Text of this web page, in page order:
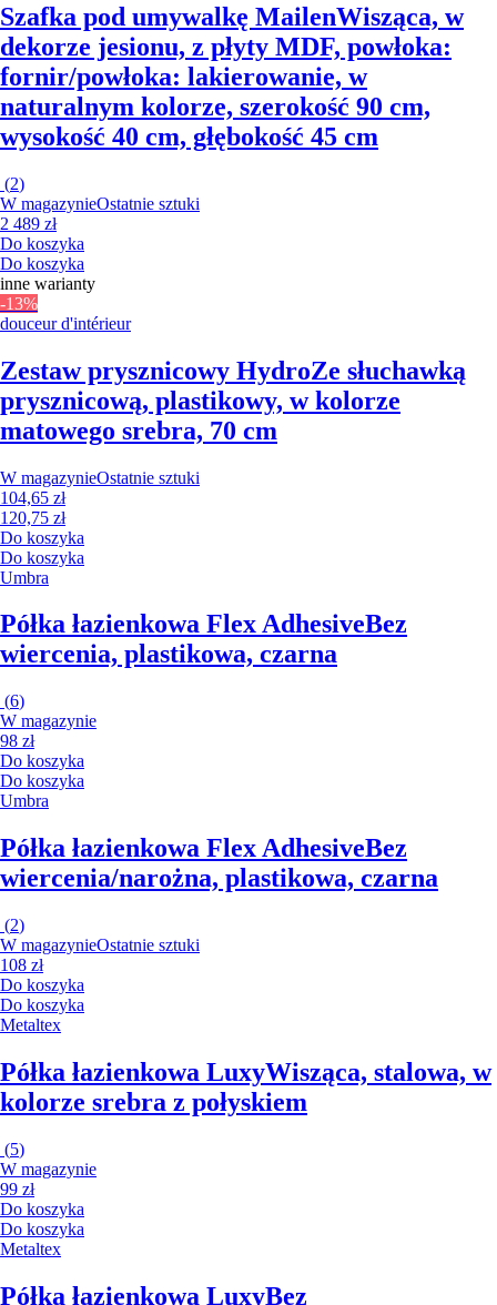
Szafka pod umywalkę MailenWisząca, w
dekorze jesionu, z płyty MDF, powłoka:
fornir/powłoka: lakierowanie, w
naturalnym kolorze, szerokość 90 cm,
wysokość 40 cm, głębokość 45 cm
(2)
W magazynieOstatnie sztuki
2 489 zł
Do koszyka
Do koszyka
inne warianty
-13%
douceur d'intérieur
Zestaw prysznicowy HydroZe słuchawką
prysznicową, plastikowy, w kolorze
matowego srebra, 70 cm
W magazynieOstatnie sztuki
104,65 zł
120,75 zł
Do koszyka
Do koszyka
Umbra
Półka łazienkowa Flex AdhesiveBez
wiercenia, plastikowa, czarna
(6)
W magazynie
98 zł
Do koszyka
Do koszyka
Umbra
Półka łazienkowa Flex AdhesiveBez
wiercenia/narożna, plastikowa, czarna
(2)
W magazynieOstatnie sztuki
108 zł
Do koszyka
Do koszyka
Metaltex
Półka łazienkowa LuxyWisząca, stalowa, w
kolorze srebra z połyskiem
(5)
W magazynie
99 zł
Do koszyka
Do koszyka
Metaltex
Półka łazienkowa LuxyBez